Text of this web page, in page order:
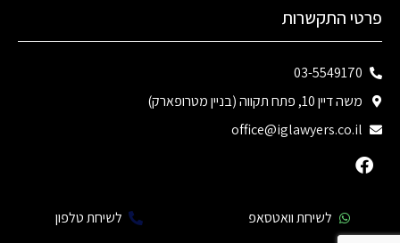
פרטי התקשרות
03-5549170
משה דיין 10, פתח תקווה (בניין מטרופארק)
office@iglawyers.co.il
לשיחת וואטסאפ לשיחת טלפון